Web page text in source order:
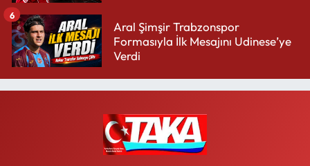
Aral Şimşir Trabzonspor
Formasıyla İlk Mesajını Udinese’ye
Verdi
6